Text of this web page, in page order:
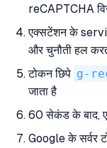
reCAPTCHA
एक्सटेंशन के
और चुनौती हल
टोकन छिपे g-
जाता है
60 सेकंड के बाद,
Google के सर्वर